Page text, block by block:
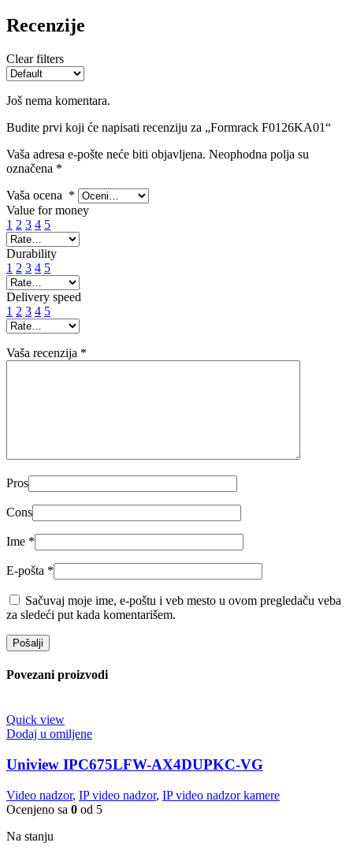
Recenzije
Clear filters
Još nema komentara.
Budite prvi koji će napisati recenziju za „Formrack F0126KA01“
Vaša adresa e-pošte neće biti objavljena. Neophodna polja su
označena *
Vaša ocena *
Value for money
1 2 3 4 5
Durability
1 2 3 4 5
Delivery speed
1 2 3 4 5
Vaša recenzija *
Pros
Cons
Ime *
E-pošta *
Sačuvaj moje ime, e-poštu i veb mesto u ovom pregledaču veba
za sledeći put kada komentarišem.
Povezani proizvodi
Quick view
Dodaj u omiljene
Uniview IPC675LFW-AX4DUPKC-VG
Video nadzor, IP video nadzor, IP video nadzor kamere
Ocenjeno sa 0 od 5
Na stanju